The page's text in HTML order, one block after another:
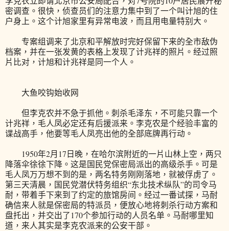
密调查。很快，侦查员们的注意力集中到了一个叫计旭的住
户身上。这个计旭家里有异常电波，而且用电量特别大。
专案组调来了北京和平解放时完好保留下来的全市敌伪
档案，并在一张发黄的表格上发现了计兆祥的照片。经过照
片比对，计旭和计兆祥是同一个人。
大鱼咬钩始收网
但李克农并不急于抓他。刺杀毛泽东，不可能只靠一个
计兆祥，毛人凤必定还有后援派来。李克农是个经验丰富的
谍战高手，他要等毛人凤亮出他的全部底牌再行动。
1950年2月17日晚，在哈尔滨附近的一片山林上空，两只
降落伞徐徐下降。这是国民党保密局派出的高级杀手。可是
毛人凤万万想不到的是，两名特务刚刚落地，就被俘虏了。
第三天清晨，国民党潜伏特务组织“东北技术纵队”的司令马
耐，带着手下来到了约定的旅馆房间。经过一番试探，马耐
确信来人就是保密局的特派员，便放心地将刺杀行动方案和
盘托出，并交出了170个参加行动的人员名单。马耐哪里知
道，来人其实是李克农派来的公安干部。